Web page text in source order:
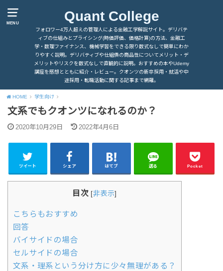
MENU Quant College
フォロワー4万人超えの管理人による金融工学解説サイト。デリバテ
ィブの仕組みとプライシング(時価評価、価格計算)の方法、金融工
学・数理ファイナンス、機械学習をできる限り数式なしで簡単にわか
りやすく説明。デリバティブや仕組債の商品性についてメリット・デ
メリットやリスクを数式なしで直観的に説明。おすすめの本やUdemy
講座を感想とともに紹介・レビュー。クオンツの新卒採用・就活や中
途採用・転職活動に関する記事まで網羅。
HOME 学生向け
文系でもクオンツになれるのか？
2020年10月29日 2022年4月6日
ツイート シェア はてブ 送る Pocket
目次 [非表示]
こちらもおすすめ
回答
バイサイドの場合
セルサイドの場合
文系・理系という分け方に少々無理がある？